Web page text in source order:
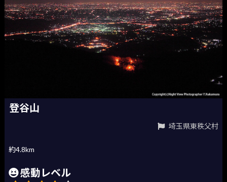
登谷山
埼玉県東秩父村
約4.8km
感動レベル